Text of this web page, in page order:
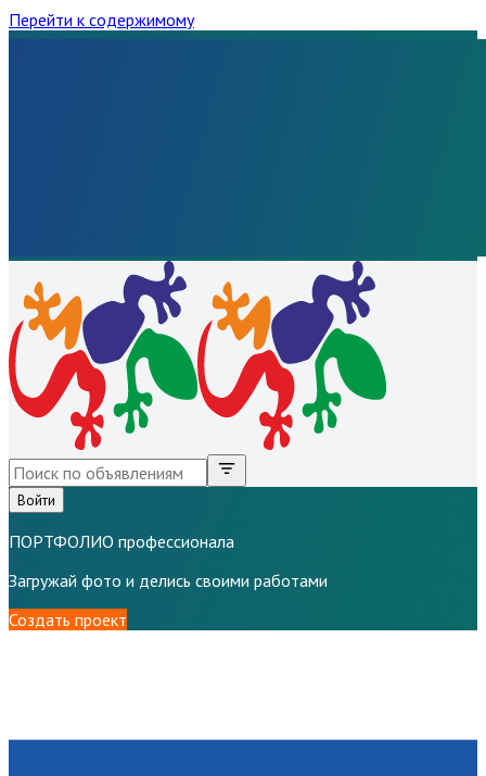
Перейти к содержимому
Войти
ПОРТФОЛИО профессионала
Загружай фото и делись своими работами
Создать проект